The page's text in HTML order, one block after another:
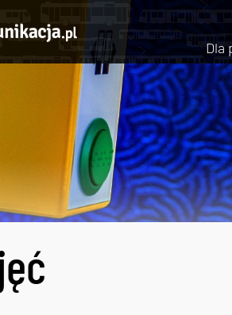
Dla